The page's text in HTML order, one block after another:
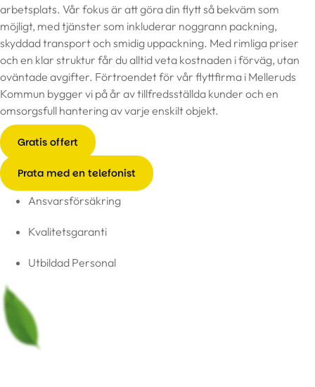
arbetsplats. Vår fokus är att göra din flytt så bekväm som
möjligt, med tjänster som inkluderar noggrann packning,
skyddad transport och smidig uppackning. Med rimliga priser
och en klar struktur får du alltid veta kostnaden i förväg, utan
oväntade avgifter. Förtroendet för vår flyttfirma i Melleruds
Kommun bygger vi på år av tillfredsställda kunder och en
omsorgsfull hantering av varje enskilt objekt.
Gratis offert
Prata med en telefonist
Ansvarsförsäkring
Kvalitetsgaranti
Utbildad Personal